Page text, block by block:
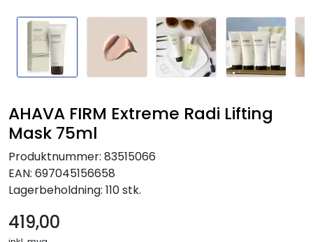
AHAVA FIRM Extreme Radi Lifting
Mask 75ml
Produktnummer: 83515066
EAN: 697045156658
Lagerbeholdning: 110 stk.
419,00